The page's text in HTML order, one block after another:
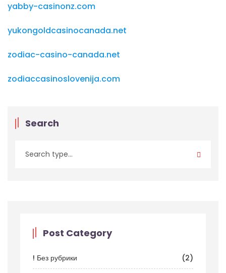
yabby-casinonz.com
yukongoldcasinocanada.net
zodiac-casino-canada.net
zodiaccasinoslovenija.com
Search
Post Category
! Без рубрики (2)